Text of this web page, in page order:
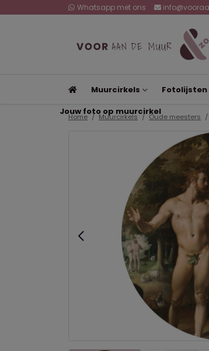
Whatsapp met ons
Muurcirkels Fotolijsten
Jouw foto op muurcirkel
Home Muurcirkels Oude meesters